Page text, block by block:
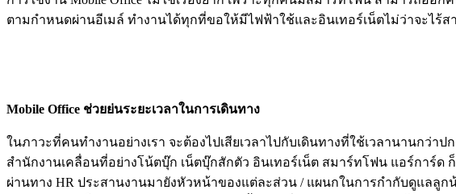
ตามกำหนดผ่านอีเมล์ ทำงานได้ทุกที่ขอให้มีไฟฟ้าใช้และอินเทอร์เน็ตไม่ว่าจะไร้ส
Mobile Office ช่วยย่นระยะเวลาในการเดินทาง
ในภาวะที่คนทำงานอย่างเรา จะต้องไปเสียเวลาไปกับเดินทางที่ใช้เวลานานก
สำนักงานเคลื่อนที่อย่างโน้ตบุ๊ก เน็ตบุ๊กสักตัว อินเทอร์เน็ต สมาร์ทโฟน แอร์การ์
ผ่านทาง HR ประสานงานมายังหัวหน้าของแต่ละส่วน / แผนกในการกำกับดูแล